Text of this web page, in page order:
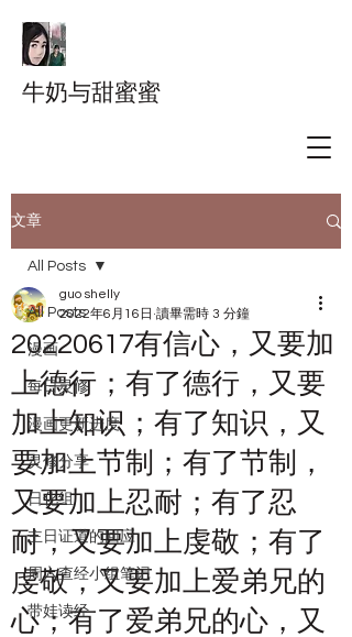
牛奶与甜蜜蜜
文章
All Posts
漫画
每日灵修
漫画更新进度
灵修分享
日化组
主日证道的回应
周六查经小组笔记
带娃读经
All Posts
20220617有信心，又要加
上德行；有了德行，又要
加上知识；有了知识，又
要加上节制；有了节制，
又要加上忍耐；有了忍
耐，又要加上虔敬；有了
虔敬，又要加上爱弟兄的
心；有了爱弟兄的心，又
guo shelly
2022年6月16日 讀畢需時 3 分鐘